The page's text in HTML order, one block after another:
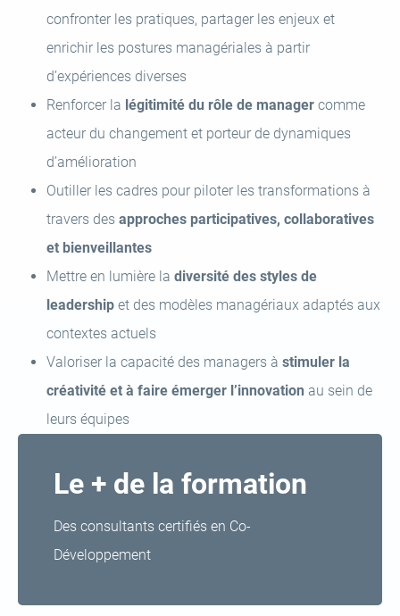
confronter les pratiques, partager les enjeux et
enrichir les postures managériales à partir
d’expériences diverses
Renforcer la légitimité du rôle de manager comme
acteur du changement et porteur de dynamiques
d’amélioration
Outiller les cadres pour piloter les transformations à
travers des approches participatives, collaboratives
et bienveillantes
Mettre en lumière la diversité des styles de
leadership et des modèles managériaux adaptés aux
contextes actuels
Valoriser la capacité des managers à stimuler la
créativité et à faire émerger l’innovation au sein de
leurs équipes
Le + de la formation
Des consultants certifiés en Co-
Développement